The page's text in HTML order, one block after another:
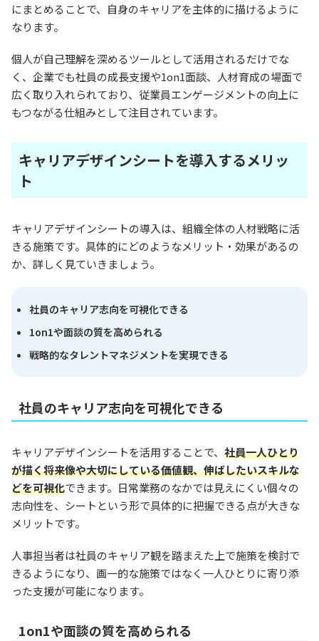
にまとめることで、自身のキャリアを主体的に描けるように
なります。
個人が自己理解を深めるツールとして活用されるだけでな
く、企業でも社員の成長支援や1on1面談、人材育成の場面で
広く取り入れられており、従業員エンゲージメントの向上に
もつながる仕組みとして注目されています。
キャリアデザインシートを導入するメリッ
ト
キャリアデザインシートの導入は、組織全体の人材戦略に活
きる施策です。具体的にどのようなメリット・効果があるの
か、詳しく見ていきましょう。
社員のキャリア志向を可視化できる
1on1や面談の質を高められる
戦略的なタレントマネジメントを実現できる
社員のキャリア志向を可視化できる
キャリアデザインシートを活用することで、 社員一人ひとり
が描く将来像や大切にしている価値観、伸ばしたいスキルな
どを可視化できます。日常業務のなかでは見えにくい個々の
志向性を、シートという形で具体的に把握できる点が大きな
メリットです。
人事担当者は社員のキャリア観を踏まえた上で施策を検討で
きるようになり、画一的な施策ではなく一人ひとりに寄り添
った支援が可能になります。
1on1や面談の質を高められる